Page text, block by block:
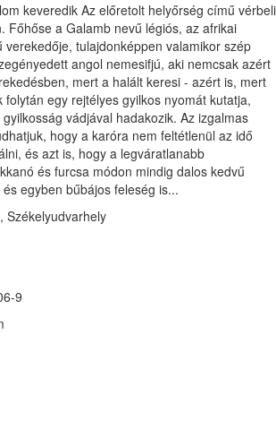
keveredik Az előretolt helyőrség című vérbeli
Főhőse a Galamb nevű légiós, az afrikai
tulajdonképpen valamikor szép
angol nemesifjú, aki nemcsak azért
mert a halált keresi - azért is, mert
egy rejtélyes gyilkos nyomát kutatja,
vádjával hadakozik. Az izgalmas
hogy a karóra nem feltétlenül az idő
és azt is, hogy a legváratlanabb
és furcsa módon mindig dalos kedvű
egyben bűbájos feleség is...
Székelyudvarhely
9